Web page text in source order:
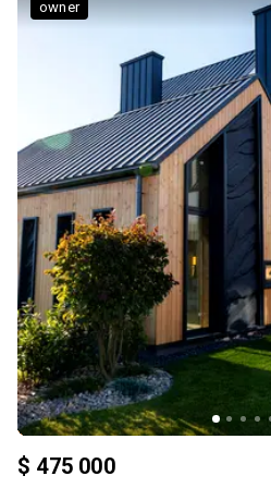
викладена бруківка; * підключене
водопостачання; * сучасна очисна споруда.
центр села Малечковичі; * новий
цегляне будівництво; *
накриття для автомобіля; *
ВЛАСНИКА. Будинок чудово підійде для тих, хто хоче жити поруч
зі Львовом у сучасному та комфортному
$. Телефонуйте або пишіть — із задоволенням відповім на всі
запитання та організую перегляд.
$ 475 000
owner